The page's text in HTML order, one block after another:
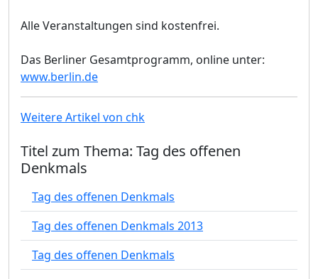
Alle Veranstaltungen sind kostenfrei.
Das Berliner Gesamtprogramm, online unter:
www.berlin.de
Weitere Artikel von chk
Titel zum Thema: Tag des offenen
Denkmals
Tag des offenen Denkmals
Tag des offenen Denkmals 2013
Tag des offenen Denkmals